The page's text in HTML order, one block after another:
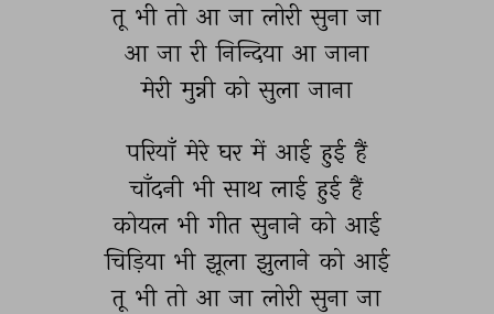
तू भी तो आ जा लोरी सुना जा
आ जा री निन्दिया आ जाना
मेरी मुन्नी को सुला जाना
परियाँ मेरे घर में आई हुई हैं
चाँदनी भी साथ लाई हुई हैं
कोयल भी गीत सुनाने को आई
चिड़िया भी झूला झुलाने को आई
तू भी तो आ जा लोरी सुना जा